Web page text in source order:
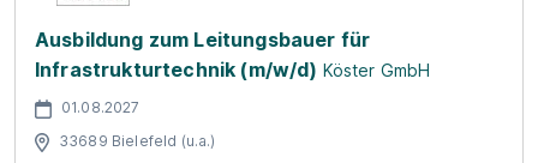
Ausbildung zum Leitungsbauer für
Infrastrukturtechnik (m/w/d) Köster GmbH
01.08.2027
33689 Bielefeld (u.a.)